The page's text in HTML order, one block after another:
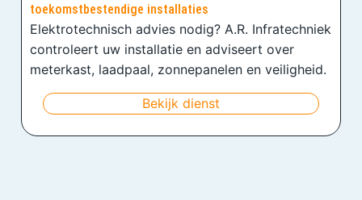
toekomstbestendige installaties
Elektrotechnisch advies nodig? A.R. Infratechniek
controleert uw installatie en adviseert over
meterkast, laadpaal, zonnepanelen en veiligheid.
Bekijk dienst